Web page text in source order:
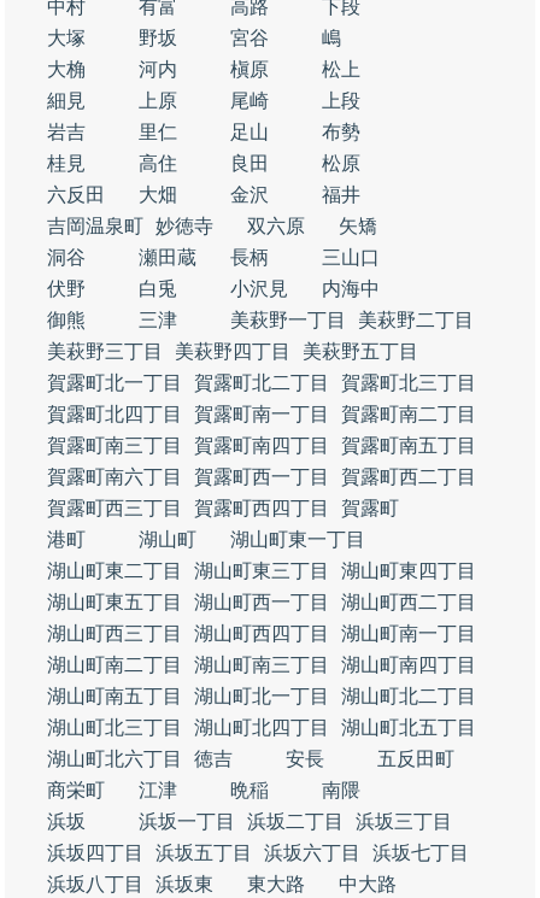
中村
有富 高路
下段
大塚
野坂 宮谷
嶋
大桷
河内 槇原
松上
細見
上原 尾崎
上段
岩吉
里仁 足山
布勢
桂見
高住 良田
松原
六反田
大畑 金沢
福井
吉岡温泉町 妙徳寺 双六原
矢矯
洞谷
瀬田蔵 長柄
三山口
伏野
白兎 小沢見
内海中
御熊
三津 美萩野一丁目
美萩野二丁目
美萩野三丁目
美萩野四丁目
美萩野五丁目
賀露町北一丁目
賀露町北二丁目
賀露町北三丁目
賀露町北四丁目
賀露町南一丁目
賀露町南二丁目
賀露町南三丁目
賀露町南四丁目
賀露町南五丁目
賀露町南六丁目
賀露町西一丁目
賀露町西二丁目
賀露町西三丁目
賀露町西四丁目
賀露町
港町
湖山町
湖山町東一丁目
湖山町東二丁目
湖山町東三丁目
湖山町東四丁目
湖山町東五丁目
湖山町西一丁目
湖山町西二丁目
湖山町西三丁目
湖山町西四丁目
湖山町南一丁目
湖山町南二丁目
湖山町南三丁目
湖山町南四丁目
湖山町南五丁目
湖山町北一丁目
湖山町北二丁目
湖山町北三丁目
湖山町北四丁目
湖山町北五丁目
湖山町北六丁目
徳吉 安長
五反田町
商栄町
江津 晩稲
南隈
浜坂
浜坂一丁目 浜坂二丁目
浜坂三丁目
浜坂四丁目
浜坂五丁目 浜坂六丁目
浜坂七丁目
浜坂八丁目
浜坂東 東大路 中大路